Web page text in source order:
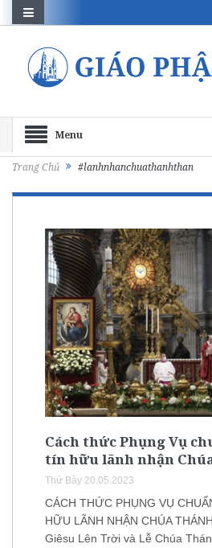
Menu
Trang Chủ #lanhnhanchuathanhthan
Cách thức Phụng Vụ
tín hữu lãnh nhận
Thứ Bảy 20.05.2023
CÁCH THỨC PHỤNG VỤ
HỮU LÃNH NHẬN CHÚA
Giêsu Lên Trời và Lễ Chúa